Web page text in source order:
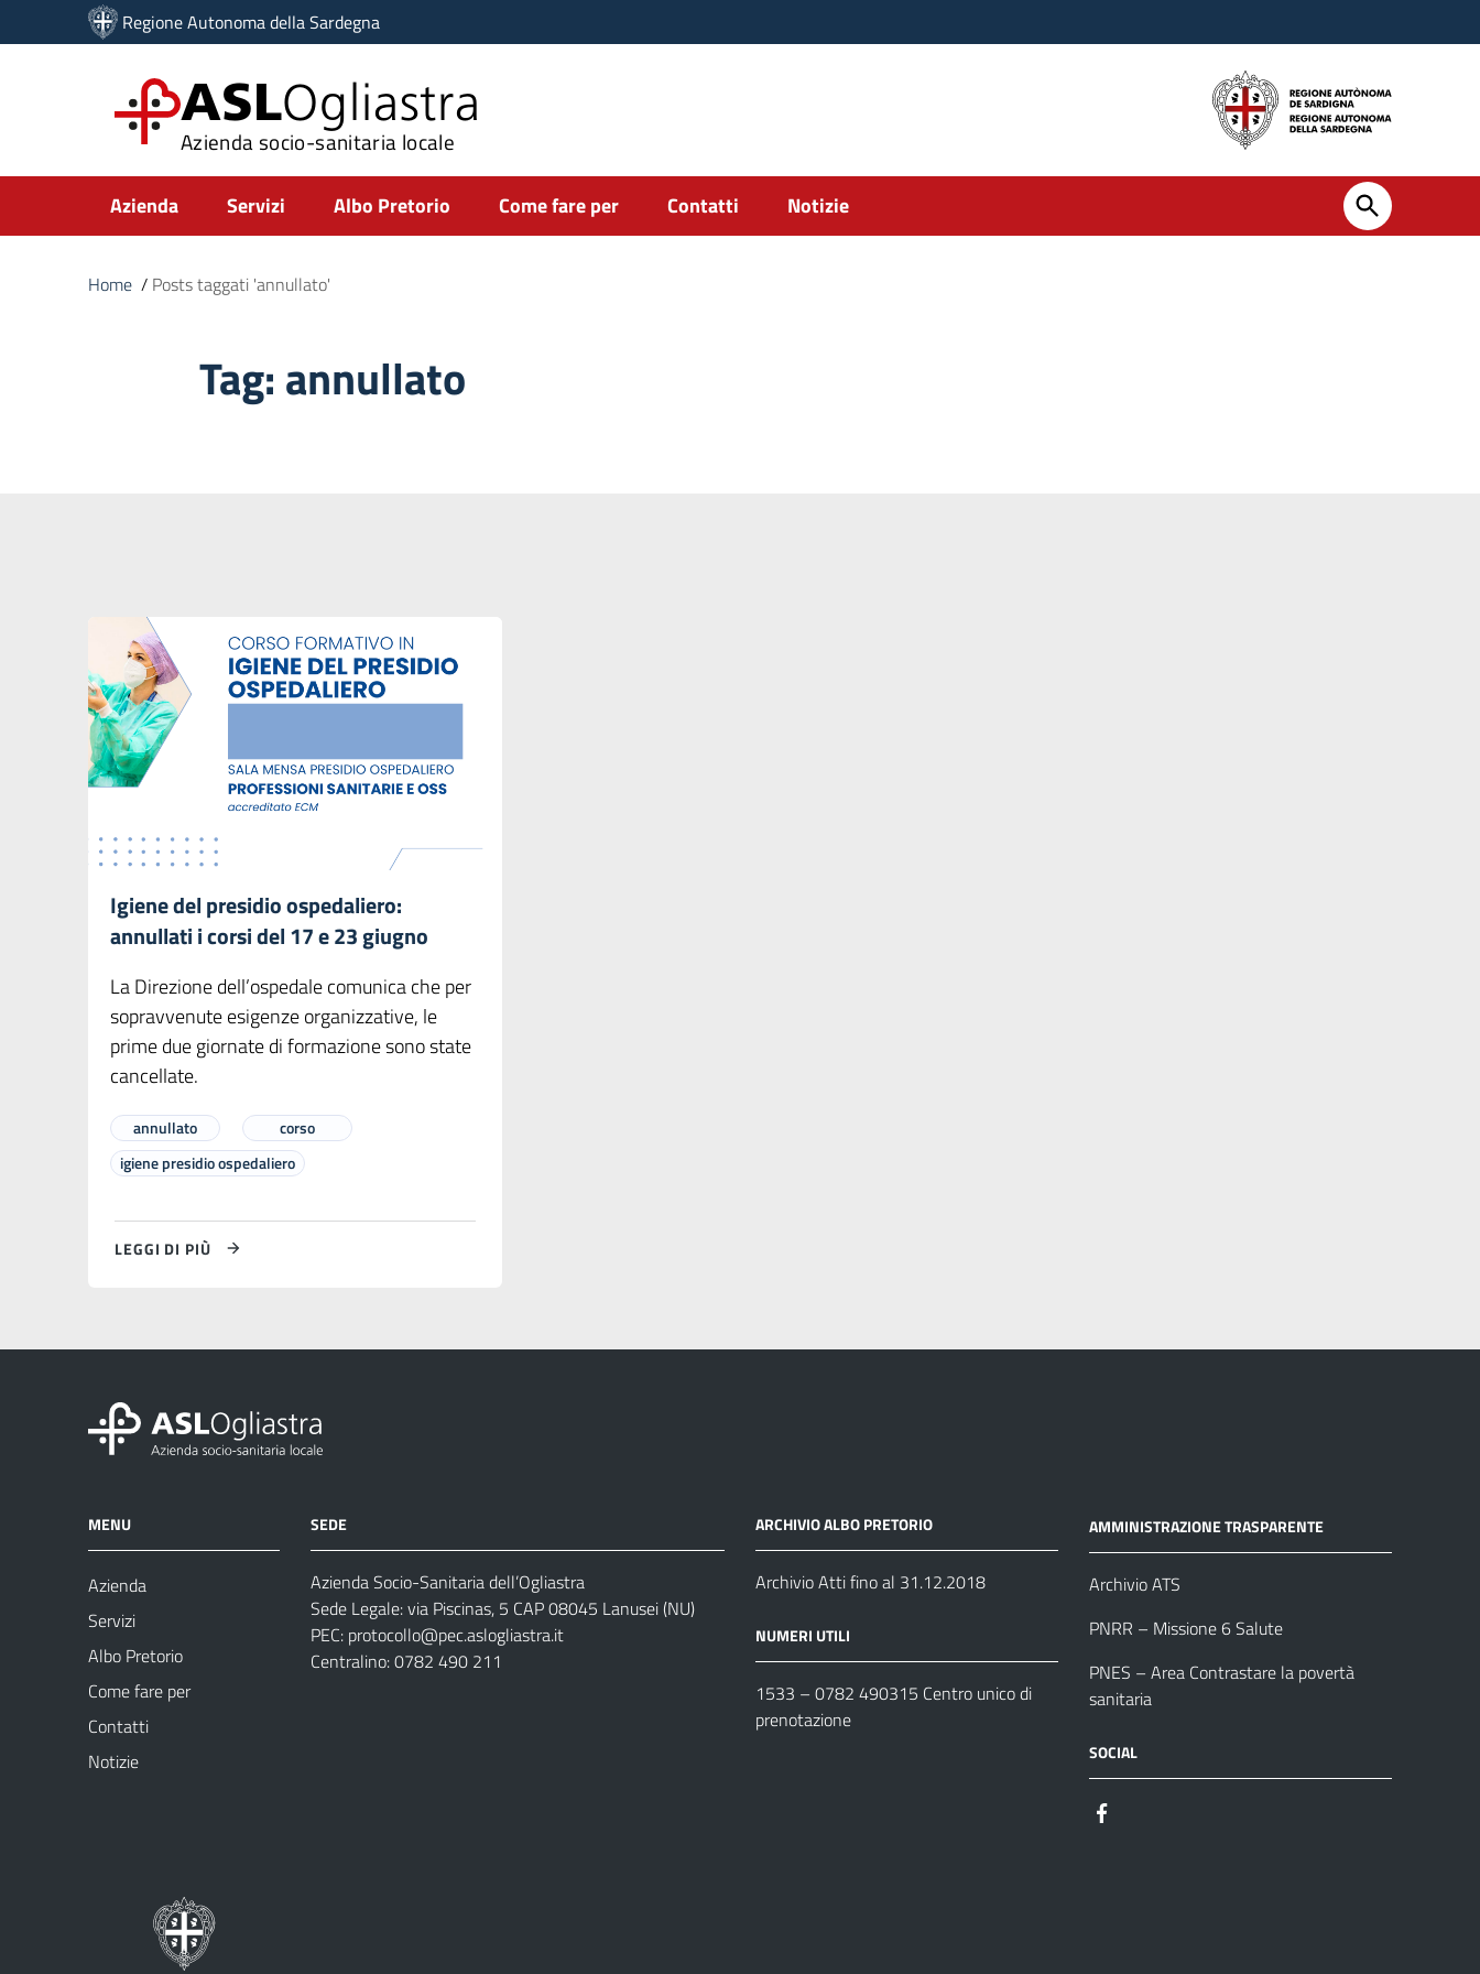
Vai ai contenuti
Vai al menu di navigazione
Regione Autonoma della Sardegna
ASLOgliastra
Azienda socio-sanitaria locale
Submenu
Azienda Servizi Albo Pretorio Come fare per Contatti Notizie
Home / Posts taggati 'annullato'
Tag:annullato
Igiene del presidio ospedaliero:
annullati i corsi del 17 e 23 giugno
La Direzione dell’ospedale comunica che per
sopravvenute esigenze organizzative, le
prime due giornate di formazione sono state
cancellate.
annullato
corso
igiene presidio ospedaliero
LEGGI DI PIÙ
MENU
Azienda
Servizi
Albo Pretorio
Come fare per
Contatti
Notizie
SEDE
Azienda Socio-Sanitaria dell’Ogliastra
Sede Legale: via Piscinas, 5 CAP 08045 Lanusei (NU)
PEC: protocollo@pec.aslogliastra.it
Centralino: 0782 490 211
ARCHIVIO ALBO PRETORIO
Archivio Atti fino al 31.12.2018
NUMERI UTILI
1533 – 0782 490315 Centro unico di
prenotazione
AMMINISTRAZIONE TRASPARENTE
Archivio ATS
PNRR – Missione 6 Salute
PNES – Area Contrastare la povertà
sanitaria
SOCIAL